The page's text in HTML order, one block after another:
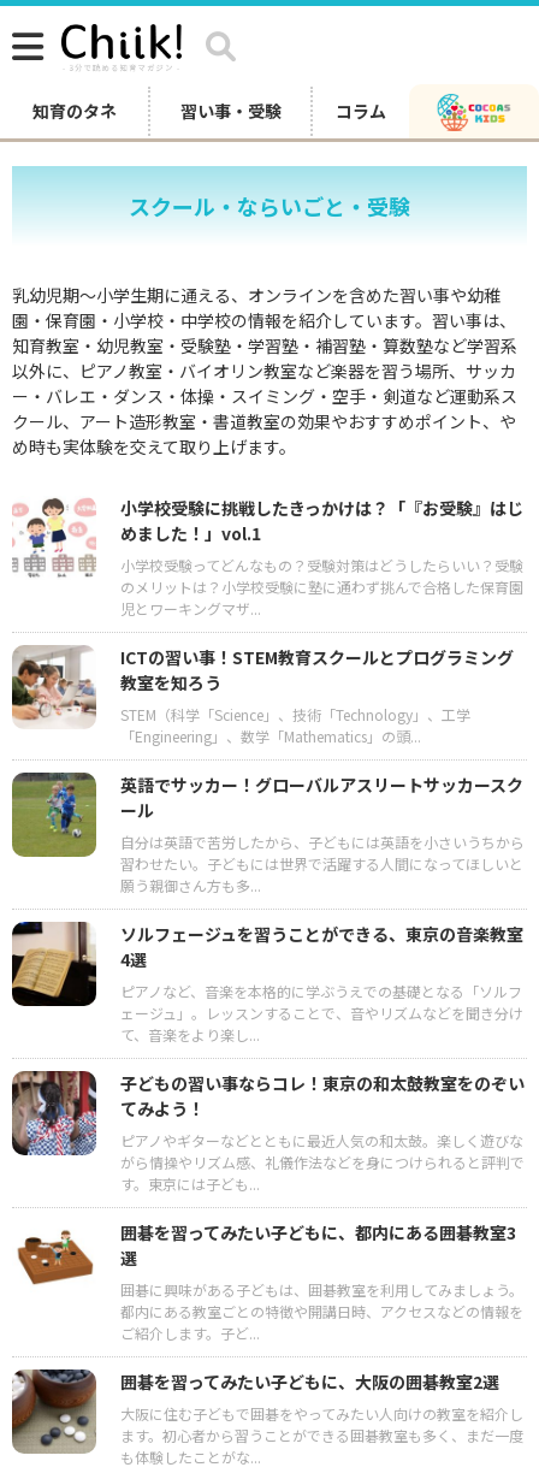
知育のタネ 習い事・受験 コラム
スクール・ならいごと・受験
乳幼児期〜小学生期に通える、オンラインを含めた習い事や幼稚
園・保育園・小学校・中学校の情報を紹介しています。習い事は、
知育教室・幼児教室・受験塾・学習塾・補習塾・算数塾など学習系
以外に、ピアノ教室・バイオリン教室など楽器を習う場所、サッカ
ー・バレエ・ダンス・体操・スイミング・空手・剣道など運動系ス
クール、アート造形教室・書道教室の効果やおすすめポイント、や
め時も実体験を交えて取り上げます。
小学校受験に挑戦したきっかけは？「『お受験』はじ
めました！」vol.1
小学校受験ってどんなもの？受験対策はどうしたらいい？受験
のメリットは？小学校受験に塾に通わず挑んで合格した保育園
児とワーキングマザ...
ICTの習い事！STEM教育スクールとプログラミング
教室を知ろう
STEM（科学「Science」、技術「Technology」、工学
「Engineering」、数学「Mathematics」の頭...
英語でサッカー！グローバルアスリートサッカースク
ール
自分は英語で苦労したから、子どもには英語を小さいうちから
習わせたい。子どもには世界で活躍する人間になってほしいと
願う親御さん方も多...
ソルフェージュを習うことができる、東京の音楽教室
4選
ピアノなど、音楽を本格的に学ぶうえでの基礎となる「ソルフ
ェージュ」。レッスンすることで、音やリズムなどを聞き分け
て、音楽をより楽し...
子どもの習い事ならコレ！東京の和太鼓教室をのぞい
てみよう！
ピアノやギターなどとともに最近人気の和太鼓。楽しく遊びな
がら情操やリズム感、礼儀作法などを身につけられると評判で
す。東京には子ども...
囲碁を習ってみたい子どもに、都内にある囲碁教室3
選
囲碁に興味がある子どもは、囲碁教室を利用してみましょう。
都内にある教室ごとの特徴や開講日時、アクセスなどの情報を
ご紹介します。子ど...
囲碁を習ってみたい子どもに、大阪の囲碁教室2選
大阪に住む子どもで囲碁をやってみたい人向けの教室を紹介し
ます。初心者から習うことができる囲碁教室も多く、まだ一度
も体験したことがな...